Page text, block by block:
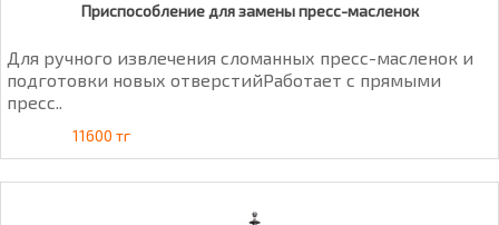
Приспособление для замены пресс-масленок
Для ручного извлечения сломанных пресс-масленок и
подготовки новых отверстийРаботает с прямыми
пресс..
11600 тг